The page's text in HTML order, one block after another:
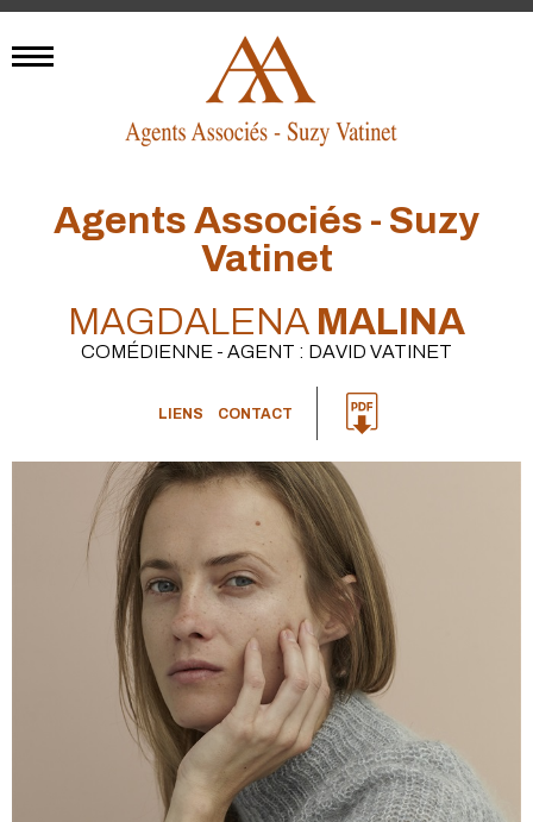
Agents Associés - Suzy
Vatinet
MAGDALENA MALINA
COMÉDIENNE - AGENT : DAVID VATINET
LIENS CONTACT